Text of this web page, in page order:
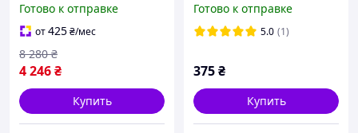
отжиманий в домашних
условиях Doros Prop Doro-
l2
Готово к отправке
от425₴/мес
4 246₴
8 280 ₴
Купить
Готово к отправке
5.0 (1)
375₴
Купить